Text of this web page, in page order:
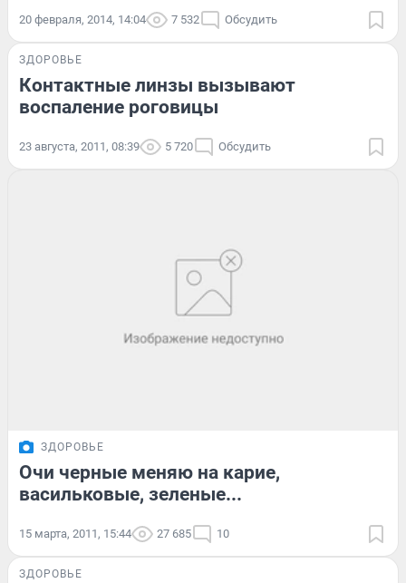
20 февраля, 2014, 14:04 7 532 Обсудить
ЗДОРОВЬЕ
Контактные линзы вызывают
воспаление роговицы
23 августа, 2011, 08:39 5 720 Обсудить
ЗДОРОВЬЕ
Очи черные меняю на карие,
васильковые, зеленые...
15 марта, 2011, 15:44 27 685 10
ЗДОРОВЬЕ